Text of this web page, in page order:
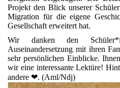
Projekt den Blick unserer
Migration für die eigene
Gesellschaft erweitert hat.
Wir danken den
Auseinandersetzung mit ihren
sehr persönlichen Einblicke.
wir eine interessante Lektüre!
andere ❤. (Aml/Ndj)